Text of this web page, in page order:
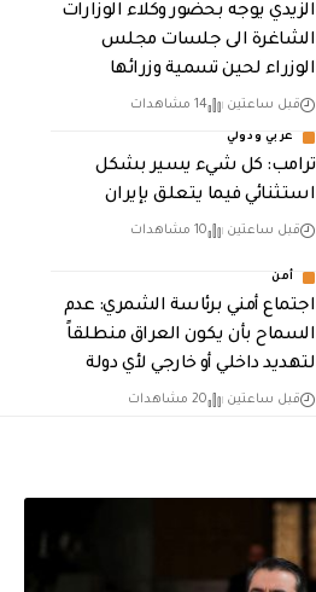
الزيدي يوجه بحضور وكلاء الوزارات
الشاغرة الى جلسات مجلس
الوزراء لحين تسمية وزرائها
قبل ساعتين 14 مشاهدات
عربي ودولي
ترامب: كل شيء يسير بشكل
استثنائي فيما يتعلق بإيران
قبل ساعتين 10 مشاهدات
أمن
اجتماع أمني برئاسة الشمري: عدم
السماح بأن يكون العراق منطلقاً
لتهديد داخلي أو خارجي لأي دولة
قبل ساعتين 20 مشاهدات